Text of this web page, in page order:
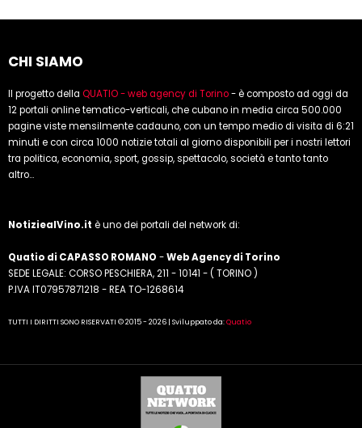
CHI SIAMO
Il progetto della QUATIO - web agency di Torino- è composto ad oggi da
12 portali online tematico-verticali, che cubano in media circa 500.000
pagine viste mensilmente cadauno, con un tempo medio di visita di 6:21
minuti e con circa 1000 notizie totali al giorno disponibili per i nostri lettori
tra politica, economia, sport, gossip, spettacolo, società e tanto tanto
altro...
NotiziealVino.it è uno dei portali del network di:
Quatio di CAPASSO ROMANO -Web Agency di Torino
SEDE LEGALE: CORSO PESCHIERA, 211 - 10141 - ( TORINO )
P.IVA IT07957871218 - REA TO-1268614
TUTTI I DIRITTI SONO RISERVATI © 2015 - 2026 | Sviluppato da:Quatio